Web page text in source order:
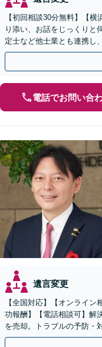
【初回相談30分無料】【
り添い、お話をじっくりと
定士など他士業とも連携し
遺言書作成／遺留分侵害額
電話でお問い合
遺言変更
【全国対応】【オンライ
功報酬】【電話相談可】解
を売却。トラブルの予防・
い！法律と税務を一体的に